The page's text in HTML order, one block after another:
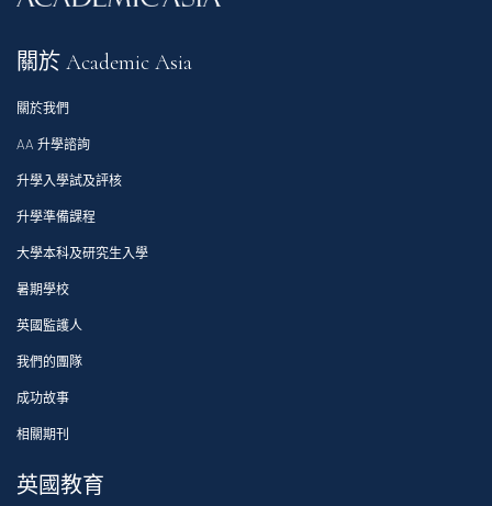
關於 Academic Asia
關於我們
AA 升學諮詢
升學入學試及評核
升學準備課程
大學本科及研究生入學
暑期學校
英國監護人
我們的團隊
成功故事
相關期刊
英國教育